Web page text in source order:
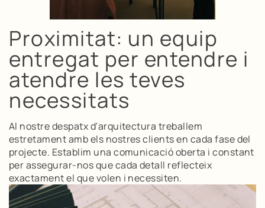
Proximitat: un equip
entregat per entendre i
atendre les teves
necessitats
Al nostre despatx d'arquitectura treballem
estretament amb els nostres clients en cada fase del
projecte. Establim una comunicació oberta i constant
per assegurar-nos que cada detall reflecteix
exactament el que volen i necessiten.